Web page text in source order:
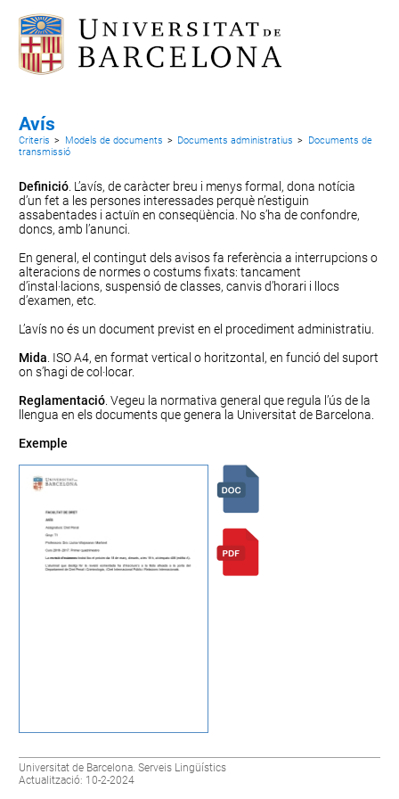
Avís
Criteris > Models de documents > Documents administratius > Documents de
transmissió
Definició . L’avís, de caràcter breu i menys formal, dona notícia
d’un fet a les persones interessades perquè n’estiguin
assabentades i actuïn en conseqüència. No s’ha de confondre,
doncs, amb l’anunci
En general, el contingut dels avisos fa referència a interrupcions o
alteracions de normes o costums fixats: tancament
d’instal·lacions, suspensió de classes, canvis d’horari i llocs
d’examen, etc.
L’avís no és un document previst en el procediment administratiu.
Mida . ISO A4, en format vertical o horitzontal, en funció del suport
on s’hagi de col·locar.
Reglamentació . Vegeu la normativa general que regula l’ús de la
llengua en els documents que genera la Universitat de Barcelona.
Exemple
Universitat de Barcelona. Serveis Lingüístics
Actualització: 10-2-2024